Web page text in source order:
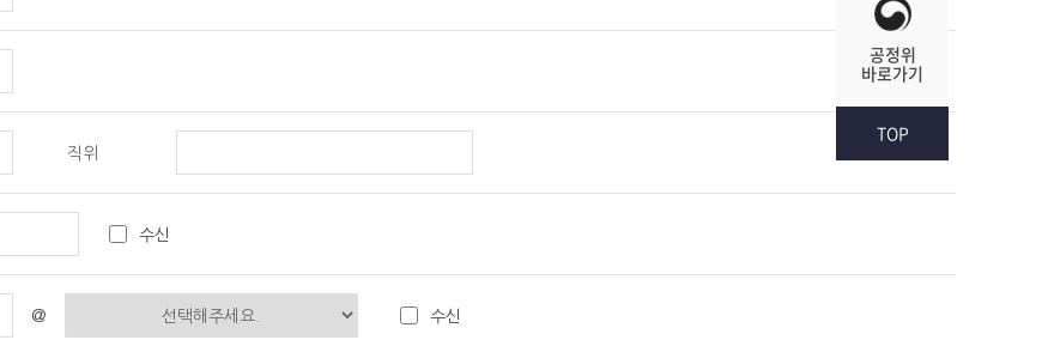
에 따라 1일 24시간 서비스가 불가능 할 수도 있습니다.
습니다.
기, 정책, 비용에 대하여 유료화 실시 이전에 서비스에 공시하여야 합니다.
통해 운영자에게 해지 신청을 요청해야 합니다.
지된 것입니다.
옵션을 선택함으로써 모든 쿠키를 허용하거나 쿠키를 저장할 때마다 확인을 거치거나, 모든 쿠키의 저장을 거부할 수 있습니다.
인터넷 옵션 > 개인정보
서비스는 이용에 어려움이 있을 수 있습니다.
의 DB로 옮겨져(종이의 경우 별도의 서류함) 내부 방침 및 기타 관련 법령에 의한 정보보호 사유에 따라 (보유 및 이용기간 참조) 일
방법을 사용하여 삭제합니다.
직위
수신
@ 수신
공정위
바로가기
TOP